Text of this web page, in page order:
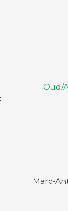
:
Oud/
Marc-